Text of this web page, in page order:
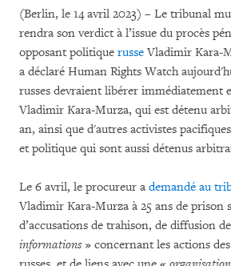
(Berlin, le 14 avril 2023) – Le tribunal
rendra son verdict à l’issue du procès
opposant politique russeVladimir Kara-
a déclaré Human Rights Watch
russes devraient libérer immédiatement
Vladimir Kara-Murza, qui est détenu
an, ainsi que d'autres activistes
et politique qui sont aussi détenus
Le 6 avril, le procureur a demandé au
Vladimir Kara-Murza à 25 ans de prison
d’accusations de trahison, de diffusion
informations» concernant les actions